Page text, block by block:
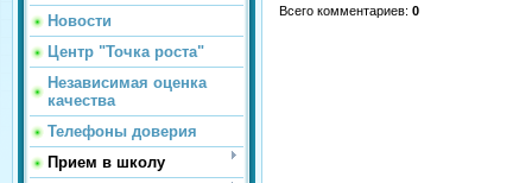
Новости
Центр "Точка роста"
Независимая оценка
качества
Телефоны доверия
Прием в школу
Всего комментариев: 0